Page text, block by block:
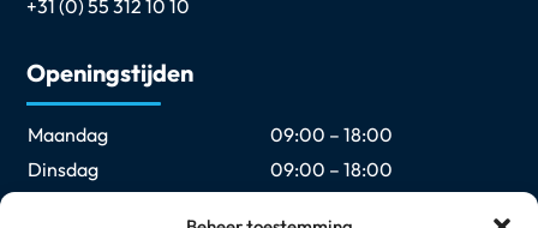
+31 (0) 55 312 10 10
Openingstijden
Maandag
09:00 – 18:00
Dinsdag
09:00 – 18:00